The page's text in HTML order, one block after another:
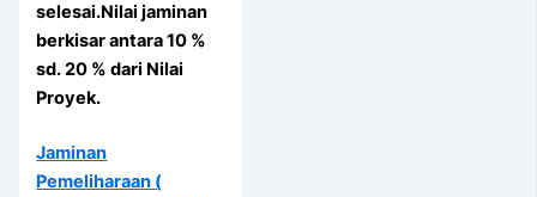
selesai.Nilai jaminan
berkisar antara 10 %
sd. 20 % dari Nilai
Proyek.
Jaminan
Pemeliharaan (